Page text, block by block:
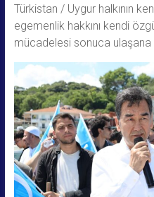
Türkistan / Uygur halkının
egemenlik hakkını kendi
mücadelesi sonuca